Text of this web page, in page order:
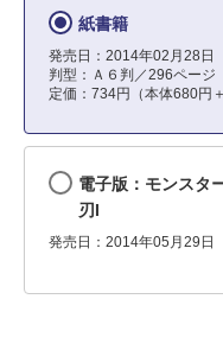
紙書籍
発売日：2014年02月28日
判型：Ａ６判／296ページ
定価：734円（本体680円＋
電子版：モンスタ
刃I
発売日：2014年05月29日